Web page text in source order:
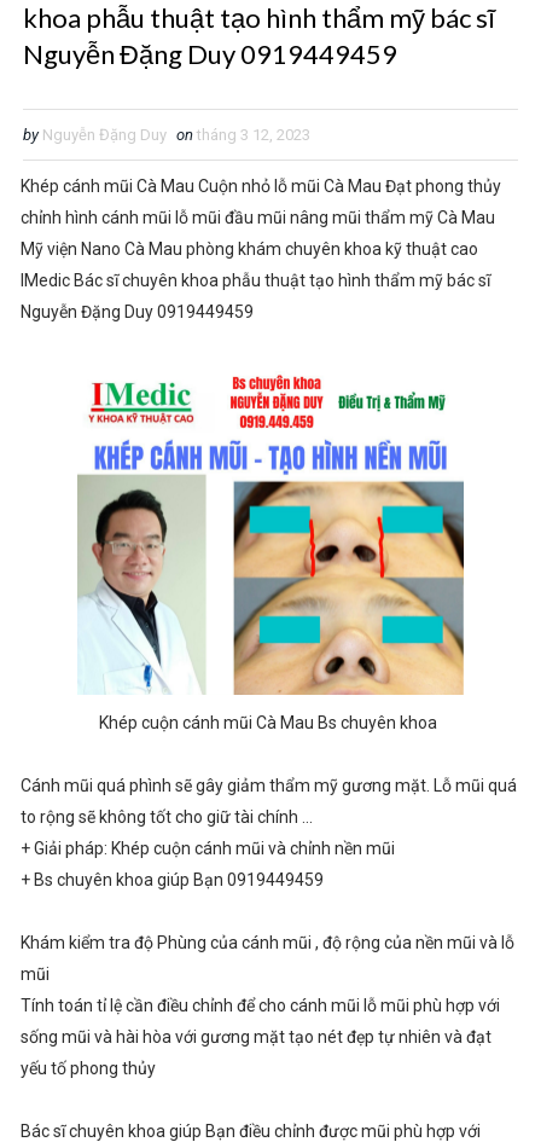
khoa phẫu thuật tạo hình thẩm mỹ bác sĩ
Nguyễn Đặng Duy 0919449459
by Nguyễn Đặng Duy on tháng 3 12, 2023
Khép cánh mũi Cà Mau Cuộn nhỏ lỗ mũi Cà Mau Đạt phong thủy
chỉnh hình cánh mũi lỗ mũi đầu mũi nâng mũi thẩm mỹ Cà Mau
Mỹ viện Nano Cà Mau phòng khám chuyên khoa kỹ thuật cao
IMedic Bác sĩ chuyên khoa phẫu thuật tạo hình thẩm mỹ bác sĩ
Nguyễn Đặng Duy 0919449459
Khép cuộn cánh mũi Cà Mau Bs chuyên khoa
Cánh mũi quá phình sẽ gây giảm thẩm mỹ gương mặt. Lỗ mũi quá
to rộng sẽ không tốt cho giữ tài chính ...
+ Giải pháp: Khép cuộn cánh mũi và chỉnh nền mũi
+ Bs chuyên khoa giúp Bạn 0919449459
Khám kiểm tra độ Phùng của cánh mũi , độ rộng của nền mũi và lỗ
mũi
Tính toán tỉ lệ cần điều chỉnh để cho cánh mũi lỗ mũi phù hợp với
sống mũi và hài hòa với gương mặt tạo nét đẹp tự nhiên và đạt
yếu tố phong thủy
Bác sĩ chuyên khoa giúp Bạn điều chỉnh được mũi phù hợp với